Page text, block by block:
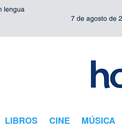
lengua
7 de agosto de
LIBROS CINE MÚSICA